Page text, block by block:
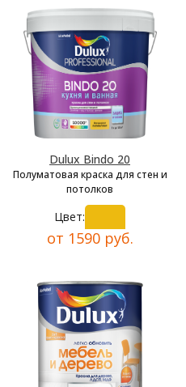
Dulux Bindo 20
Полуматовая краска для стен и
потолков
Цвет:
от 1590 руб.